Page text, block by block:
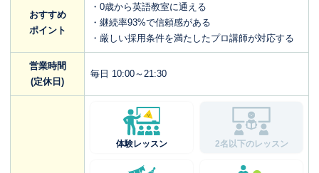
おすすめ
ポイント
・0歳から英語教室に通える
・継続率93%で信頼感がある
・厳しい採用条件を満たしたプロ講師が対応する
営業時間
(定休日)
毎日 10:00～21:30
体験レッスン 2名以下のレッスン